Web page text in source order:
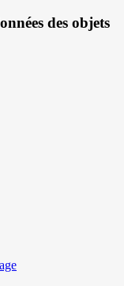
des objets